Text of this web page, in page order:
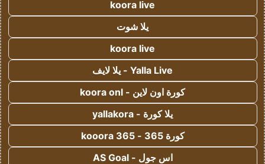
koora live
يلا شوت
koora live
Yalla Live - يلا لايف
كورة اون لاين - koora onl
يلا كورة - yallakora
كورة 365 - kooora 365
اس جول - AS Goal